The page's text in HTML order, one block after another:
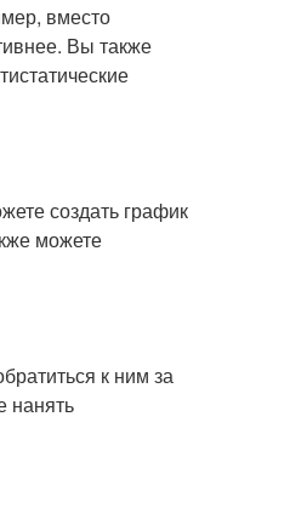
вместо
Вы также
создать график
можете
к ним за
нанять